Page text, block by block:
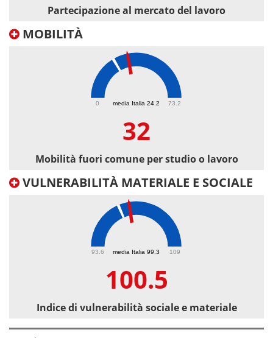
Partecipazione al mercato del lavoro
MOBILITÀ
media Italia 24.2
0 73.2
32
Mobilità fuori comune per studio o lavoro
VULNERABILITÀ MATERIALE E SOCIALE
media Italia 99.3
93.6 109
100.5
Indice di vulnerabilità sociale e materiale